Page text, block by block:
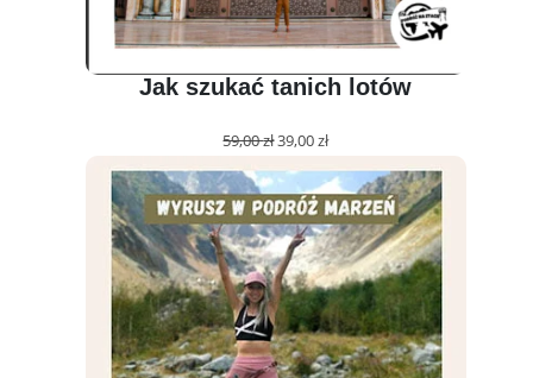
Jak szukać tanich lotów
59,00złPierwotna
cena
wynosiła:
59,00 zł.
39,00złAktualna
cena
wynosi:
39,00 zł.